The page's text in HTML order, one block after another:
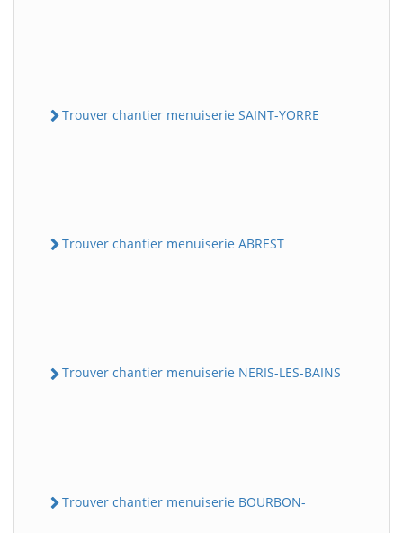
Trouver chantier menuiserie SAINT-YORRE
Trouver chantier menuiserie ABREST
Trouver chantier menuiserie NERIS-LES-BAINS
Trouver chantier menuiserie BOURBON-